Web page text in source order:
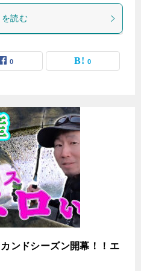
読む
0 0
ンドシーズン開幕！！エ